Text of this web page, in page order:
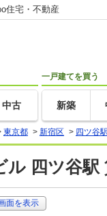
住宅・不動産
中古
一戸建てを買う
新築
東京都 > 新宿区 > 四ツ谷駅
ル 四ツ谷駅
面を表示